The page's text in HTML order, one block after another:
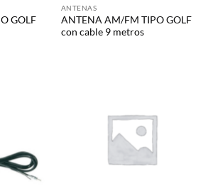
GOLF
ANTENAS
ANTENA AM/FM TIPO GOLF
con cable 9 metros